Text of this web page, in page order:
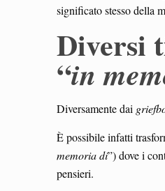
significato stesso della
Diversi
“in
Diversamente dai
È possibile infatti
memoria di”) dove i
pensieri.